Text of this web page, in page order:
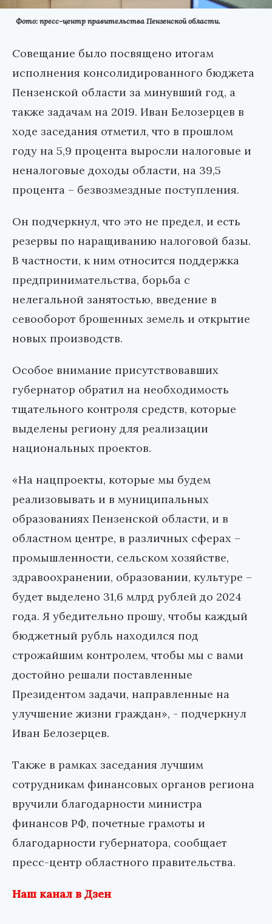
Фото: пресс-центр правительства Пензенской области.
Совещание было посвящено итогам
исполнения консолидированного бюджета
Пензенской области за минувший год, а
также задачам на 2019. Иван Белозерцев в
ходе заседания отметил, что в прошлом
году на 5,9 процента выросли налоговые и
неналоговые доходы области, на 39,5
процента – безвозмездные поступления.
Он подчеркнул, что это не предел, и есть
резервы по наращиванию налоговой базы.
В частности, к ним относится поддержка
предпринимательства, борьба с
нелегальной занятостью, введение в
севооборот брошенных земель и открытие
новых производств.
Особое внимание присутствовавших
губернатор обратил на необходимость
тщательного контроля средств, которые
выделены региону для реализации
национальных проектов.
«На нацпроекты, которые мы будем
реализовывать и в муниципальных
образованиях Пензенской области, и в
областном центре, в различных сферах –
промышленности, сельском хозяйстве,
здравоохранении, образовании, культуре –
будет выделено 31,6 млрд рублей до 2024
года. Я убедительно прошу, чтобы каждый
бюджетный рубль находился под
строжайшим контролем, чтобы мы с вами
достойно решали поставленные
Президентом задачи, направленные на
улучшение жизни граждан», - подчеркнул
Иван Белозерцев.
Также в рамках заседания лучшим
сотрудникам финансовых органов региона
вручили благодарности министра
финансов РФ, почетные грамоты и
благодарности губернатора, сообщает
пресс-центр областного правительства.
Наш канал в Дзен